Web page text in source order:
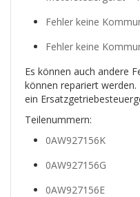
Fehler keine
Fehler keine
Es können auch andere
können repariert
ein
Teilenummern:
0AW927156K
0AW927156G
0AW927156E